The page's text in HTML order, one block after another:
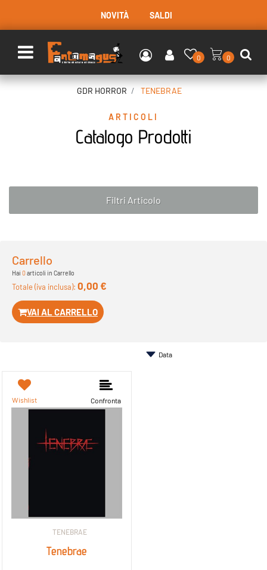
NOVITÀ SALDI
Open menu
0 0
GDR HORROR TENEBRAE
ARTICOLI
Catalogo Prodotti
Filtri Articolo
Carrello
Hai 0articoli in Carrello
Totale (iva inclusa): 0,00 €
VAI AL CARRELLO
Wishlist Confronta
TENEBRAE
Tenebrae